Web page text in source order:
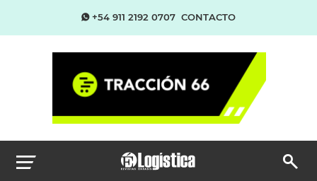
+54 911 2192 0707 CONTACTO